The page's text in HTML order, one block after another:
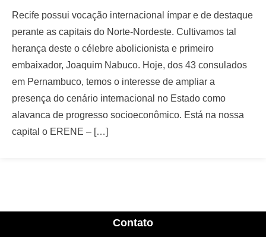
Recife possui vocação internacional ímpar e de destaque
perante as capitais do Norte-Nordeste. Cultivamos tal
herança deste o célebre abolicionista e primeiro
embaixador, Joaquim Nabuco. Hoje, dos 43 consulados
em Pernambuco, temos o interesse de ampliar a
presença do cenário internacional no Estado como
alavanca de progresso socioeconômico. Está na nossa
capital o ERENE – […]
Contato